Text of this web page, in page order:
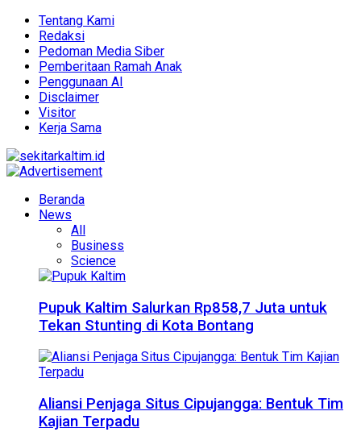
Tentang Kami
Redaksi
Pedoman Media Siber
Pemberitaan Ramah Anak
Penggunaan AI
Disclaimer
Visitor
Kerja Sama
Beranda
News
All
Business
Science
Pupuk Kaltim Salurkan Rp858,7 Juta untuk
Tekan Stunting di Kota Bontang
Aliansi Penjaga Situs Cipujangga: Bentuk Tim
Kajian Terpadu